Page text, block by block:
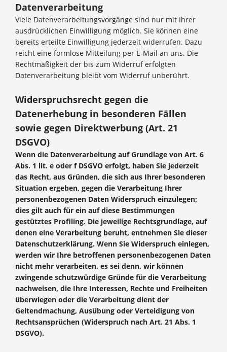
Datenverarbeitung
Viele Datenverarbeitungsvorgänge sind nur mit Ihrer
ausdrücklichen Einwilligung möglich. Sie können eine
bereits erteilte Einwilligung jederzeit widerrufen. Dazu
reicht eine formlose Mitteilung per E-Mail an uns. Die
Rechtmäßigkeit der bis zum Widerruf erfolgten
Datenverarbeitung bleibt vom Widerruf unberührt.
Widerspruchsrecht gegen die
Datenerhebung in besonderen Fällen
sowie gegen Direktwerbung (Art. 21
DSGVO)
Wenn die Datenverarbeitung auf Grundlage von Art. 6
Abs. 1 lit. e oder f DSGVO erfolgt, haben Sie jederzeit
das Recht, aus Gründen, die sich aus Ihrer besonderen
Situation ergeben, gegen die Verarbeitung Ihrer
personenbezogenen Daten Widerspruch einzulegen;
dies gilt auch für ein auf diese Bestimmungen
gestütztes Profiling. Die jeweilige Rechtsgrundlage, auf
denen eine Verarbeitung beruht, entnehmen Sie dieser
Datenschutzerklärung. Wenn Sie Widerspruch einlegen,
werden wir Ihre betroffenen personenbezogenen Daten
nicht mehr verarbeiten, es sei denn, wir können
zwingende schutzwürdige Gründe für die Verarbeitung
nachweisen, die Ihre Interessen, Rechte und Freiheiten
überwiegen oder die Verarbeitung dient der
Geltendmachung, Ausübung oder Verteidigung von
Rechtsansprüchen (Widerspruch nach Art. 21 Abs. 1
DSGVO).